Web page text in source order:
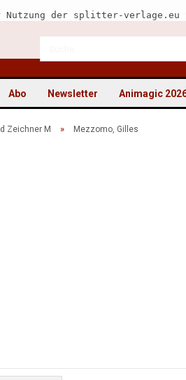
der splitter-
Animagic
Newsletter
Abo
Zeichner M » Mezzomo, Gilles